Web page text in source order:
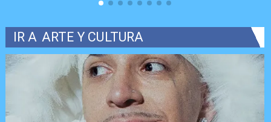
IR A ARTE Y CULTURA